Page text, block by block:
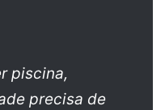
piscina,
precisa de